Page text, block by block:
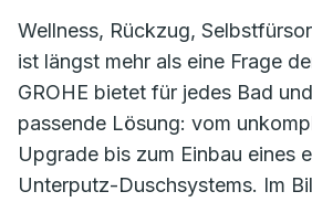
Wellness, Rückzug,
ist längst mehr als eine Frage
GROHE bietet für jedes Bad
passende Lösung: vom
Upgrade bis zum Einbau eines
Unterputz-Duschsystems. Im